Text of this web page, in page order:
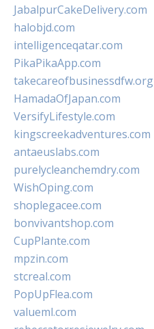
JabalpurCakeDelivery.com
halobjd.com
intelligenceqatar.com
PikaPikaApp.com
takecareofbusinessdfw.org
HamadaOfJapan.com
VersifyLifestyle.com
kingscreekadventures.com
antaeuslabs.com
purelycleanchemdry.com
WishOping.com
shoplegacee.com
bonvivantshop.com
CupPlante.com
mpzin.com
stcreal.com
PopUpFlea.com
valueml.com